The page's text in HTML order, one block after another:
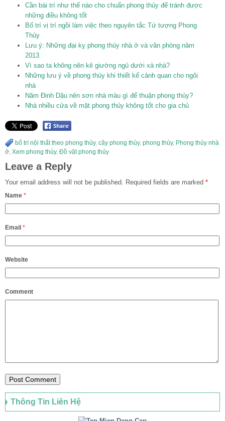
Cần bài trí như thế nào cho chuẩn phong thủy để tránh được
những điều không tốt
Bố trí vị trí ngồi làm việc theo nguyên tắc Tứ tượng Phong
Thủy
Lưu ý: Những đại kỵ phong thủy nhà ở và văn phòng năm
2013
Vì sao ta không nên kê giường ngủ dưới xà nhà?
Những lưu ý về phong thủy khi thiết kế cảnh quan cho ngôi
nhà
Năm Đinh Dậu nên sơn nhà màu gì để thuận phong thủy?
Nhà nhiều cửa về mặt phong thủy không tốt cho gia chủ
bố trí nội thất theo phong thủy, cây phong thủy, phong thủy, Phong thủy nhà
ở, Xem phong thủy, Đồ vật phong thủy
Leave a Reply
Your email address will not be published. Required fields are marked *
Name *
Email *
Website
Comment
Thông Tin Liên Hệ